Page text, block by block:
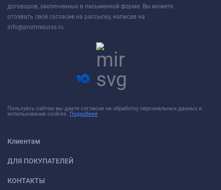
договоров, заключенных в письменной форме. Вы можете
отозвать своё согласие на рассылку, написав на
info@promresurss.ru
Пользуясь сайтом вы даете согласие на обработку персональных данных и
использование cookies. Подробнее
Клиентам
ДЛЯ ПОКУПАТЕЛЕЙ
КОНТАКТЫ